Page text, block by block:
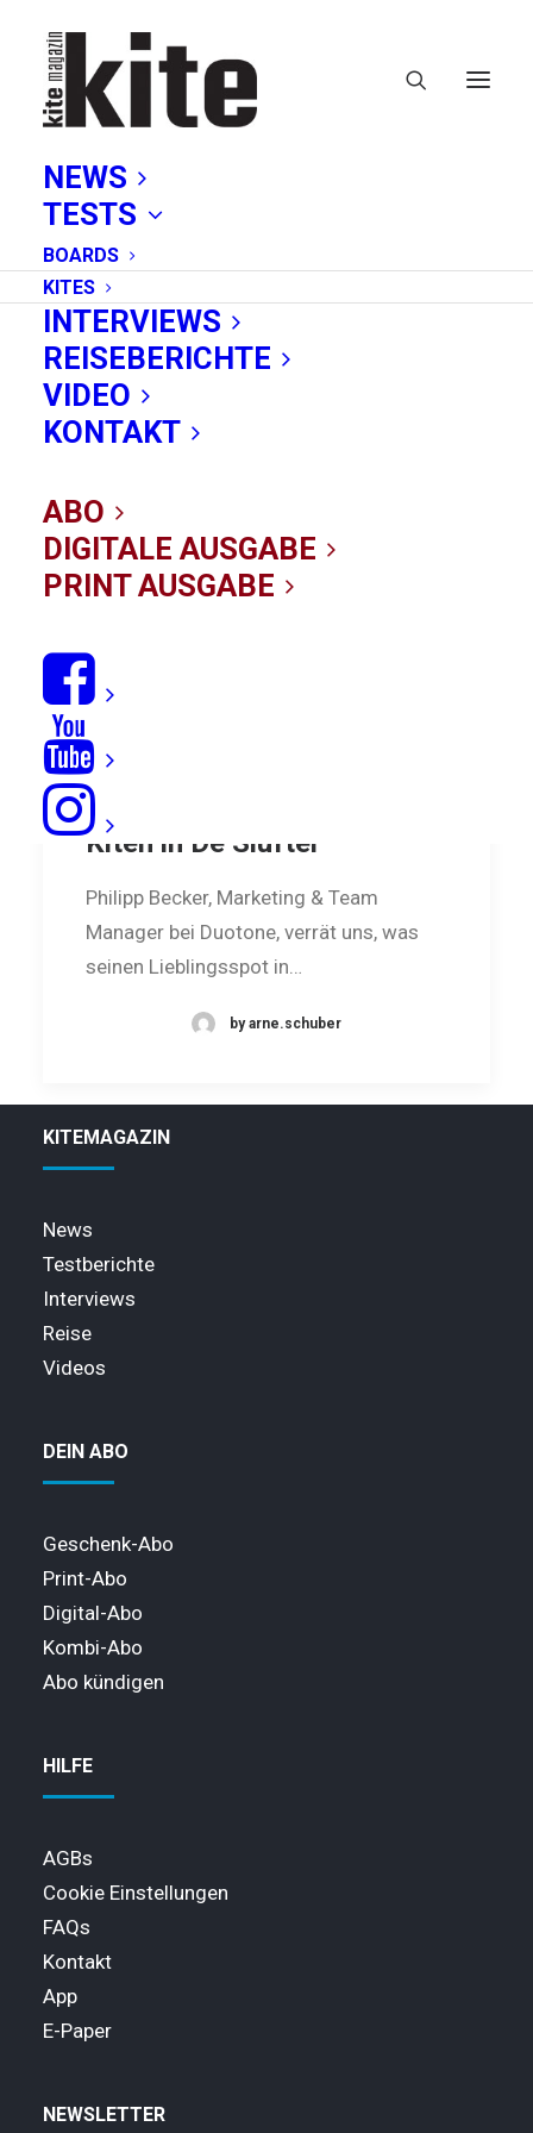
NEWS
TESTS
BOARDS
KITES
INTERVIEWS
REISEBERICHTE
VIDEO
KONTAKT
ABO
DIGITALE AUSGABE
PRINT AUSGABE
De Slufter
Holländischer Hotspot:
Kiten in De Slufter
Philipp Becker, Marketing & Team
Manager bei Duotone, verrät uns, was
seinen Lieblingsspot in…
by arne.schuber
KITEMAGAZIN
News
Testberichte
Interviews
Reise
Videos
DEIN ABO
Geschenk-Abo
Print-Abo
Digital-Abo
Kombi-Abo
Abo kündigen
HILFE
AGBs
Cookie Einstellungen
FAQs
Kontakt
App
E-Paper
NEWSLETTER